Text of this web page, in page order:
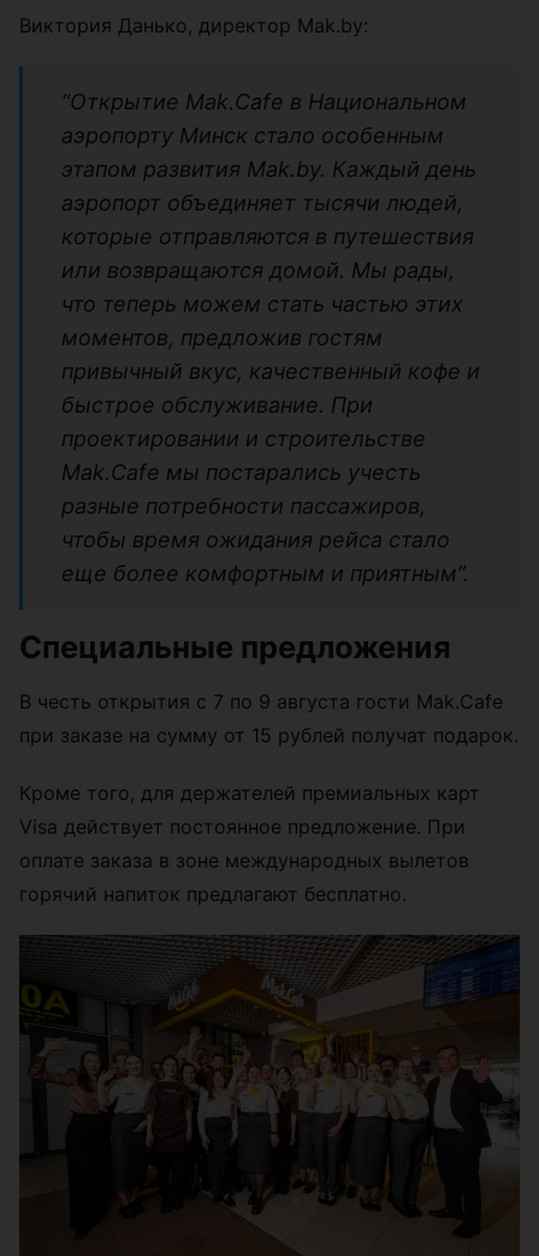
Виктория Данько, директор Mak.by:
“Открытие Mak.Cafe в Национальном
аэропорту Минск стало особенным
этапом развития Mak.by. Каждый день
аэропорт объединяет тысячи людей,
которые отправляются в путешествия
или возвращаются домой. Мы рады,
что теперь можем стать частью этих
моментов, предложив гостям
привычный вкус, качественный кофе и
быстрое обслуживание. При
проектировании и строительстве
Mak.Cafe мы постарались учесть
разные потребности пассажиров,
чтобы время ожидания рейса стало
еще более комфортным и приятным”.
Специальные предложения
В честь открытия с 7 по 9 августа гости Mak.Cafe
при заказе на сумму от 15 рублей получат подарок.
Кроме того, для держателей премиальных карт
Visa действует постоянное предложение. При
оплате заказа в зоне международных вылетов
горячий напиток предлагают бесплатно.